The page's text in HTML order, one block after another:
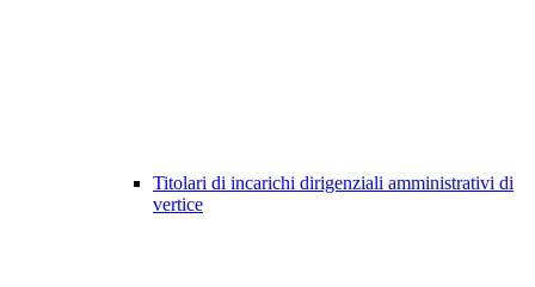
Titolari di incarichi dirigenziali amministrativi di
vertice